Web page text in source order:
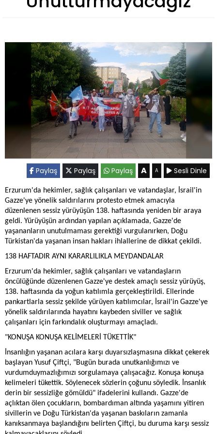
Paylaş Paylaş Paylaş A A Sesli Dinle
Erzurum'da hekimler, sağlık çalışanları ve vatandaşlar, İsrail'in
Gazze'ye yönelik saldırılarını protesto etmek amacıyla
düzenlenen sessiz yürüyüşün 138. haftasında yeniden bir araya
geldi. Yürüyüşün ardından yapılan açıklamada, Gazze'de
yaşananların unutulmaması gerektiği vurgulanırken, Doğu
Türkistan'da yaşanan insan hakları ihlallerine de dikkat çekildi.
138 HAFTADIR AYNI KARARLILIKLA MEYDANDALAR
Erzurum'da hekimler, sağlık çalışanları ve vatandaşların
öncülüğünde düzenlenen Gazze'ye destek amaçlı sessiz yürüyüş,
138. haftasında da yoğun katılımla gerçekleştirildi. Ellerinde
pankartlarla sessiz şekilde yürüyen katılımcılar, İsrail'in Gazze'ye
yönelik saldırılarında hayatını kaybeden siviller ve sağlık
çalışanları için farkındalık oluşturmayı amaçladı.
"KONUŞA KONUŞA KELİMELERİ TÜKETTİK"
İnsanlığın yaşanan acılara karşı duyarsızlaşmasına dikkat çekerek
başlayan Yusuf Çiftçi, "Bugün burada unutkanlığımızı ve
vurdumduymazlığımızı sorgulamaya çalışacağız. Konuşa konuşa
kelimeleri tükettik. Söylenecek sözlerin çoğunu söyledik. İnsanlık
derin bir sessizliğe gömüldü" ifadelerini kullandı. Gazze'de
açlıktan ölen çocukların, bombardıman altında yaşamını yitiren
sivillerin ve Doğu Türkistan'da yaşanan baskıların zamanla
kanıksanmaya başlandığını belirten Çiftçi, bu duruma karşı sessiz